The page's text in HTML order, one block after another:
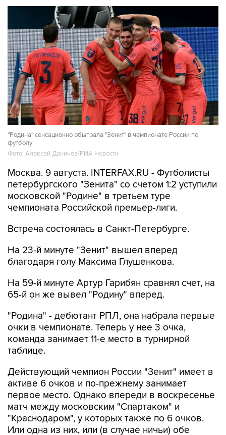
"Родина" сенсационно обыграла "Зенит" в чемпионате России по
футболу
Фото: Алексей Даничев/РИА Новости
Москва. 9 августа. INTERFAX.RU - Футболисты
петербургского "Зенита" со счетом 1:2 уступили
московской "Родине" в третьем туре
чемпионата Российской премьер-лиги.
Встреча состоялась в Санкт-Петербурге.
На 23-й минуте "Зенит" вышел вперед
благодаря голу Максима Глушенкова.
На 59-й минуте Артур Гарибян сравнял счет, на
65-й он же вывел "Родину" вперед.
"Родина" - дебютант РПЛ, она набрала первые
очки в чемпионате. Теперь у нее 3 очка,
команда занимает 11-е место в турнирной
таблице.
Действующий чемпион России "Зенит" имеет в
активе 6 очков и по-прежнему занимает
первое место. Однако впереди в воскресенье
матч между московским "Спартаком" и
"Краснодаром", у которых также по 6 очков.
Или одна из них, или (в случае ничьи) обе